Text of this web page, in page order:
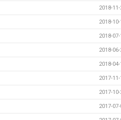
2018-
2018-
2018-
2018-
2018-
2017-
2017-
2017-